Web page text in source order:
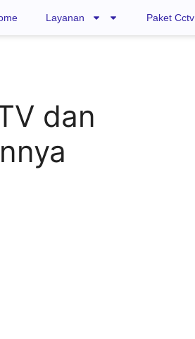
Layanan Paket Cctv
dan